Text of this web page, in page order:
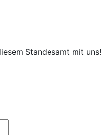
Standesamt mit uns!